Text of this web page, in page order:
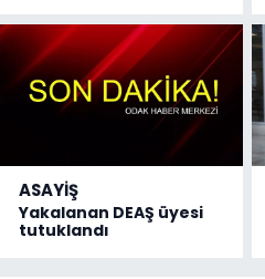
ASAYİŞ
Yakalanan DEAŞ üyesi
tutuklandı